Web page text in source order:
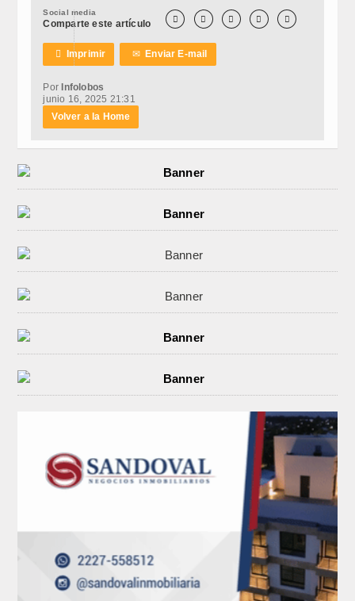
Social media
Comparte este artículo     
 Imprimir ✉Enviar E-mail
Por Infolobos
junio 16, 2025 21:31
Volver a la Home